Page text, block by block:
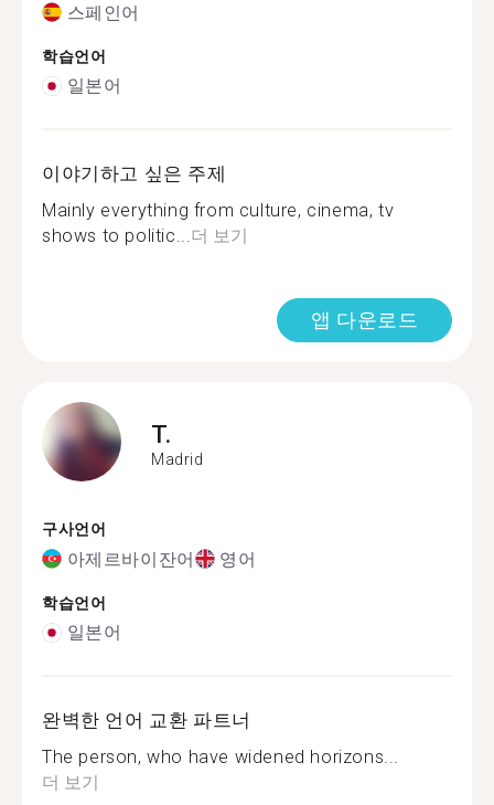
스페인어
학습언어
일본어
이야기하고 싶은 주제
Mainly everything from culture, cinema, tv
shows to politic...더 보기
앱 다운로드
T.
Madrid
구사언어
아제르바이잔어 영어
학습언어
일본어
완벽한 언어 교환 파트너
The person, who have widened horizons...
더 보기